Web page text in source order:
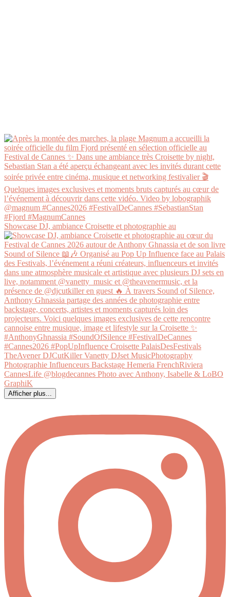
Showcase DJ, ambiance Croisette et photographie au
Afficher plus...